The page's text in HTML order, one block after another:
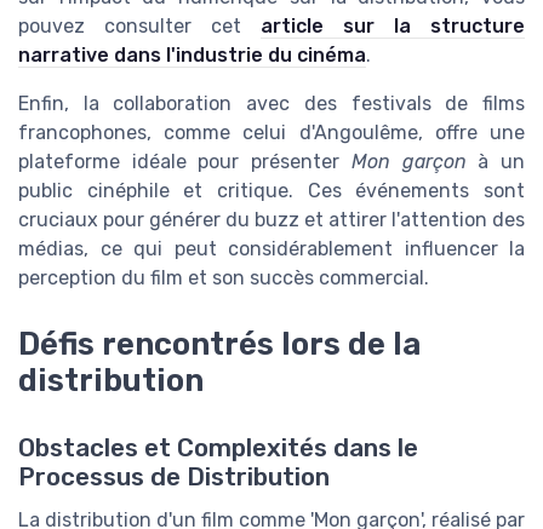
pouvez consulter cet article sur la structure
narrative dans l'industrie du cinéma.
Enfin, la collaboration avec des festivals de films
francophones, comme celui d'Angoulême, offre une
plateforme idéale pour présenter Mon garçon à un
public cinéphile et critique. Ces événements sont
cruciaux pour générer du buzz et attirer l'attention des
médias, ce qui peut considérablement influencer la
perception du film et son succès commercial.
Défis rencontrés lors de la
distribution
Obstacles et Complexités dans le
Processus de Distribution
La distribution d'un film comme 'Mon garçon', réalisé par